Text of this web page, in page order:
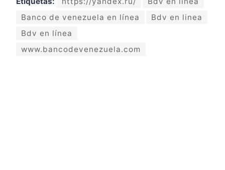
Banco de venezuela en línea
Bdv en linea
Bdv en línea
www.bancodevenezuela.com